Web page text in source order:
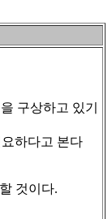
구상하고 있기
하다고 본다
것이다.